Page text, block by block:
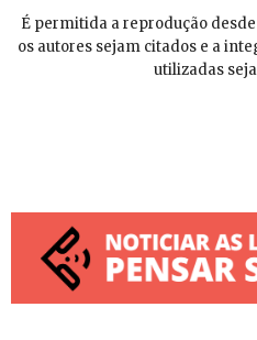
É permitida a reprodução
os autores sejam citados e a
utilizadas